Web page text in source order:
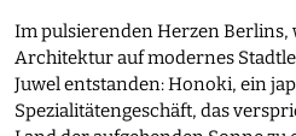
Im pulsierenden Herzen
Architektur auf modernes
Juwel entstanden: Honoki, ein
Spezialitätengeschäft, das